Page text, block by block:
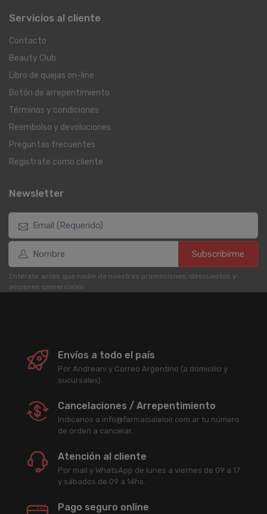
Servicios al cliente
Contacto
Beauty Club
Libro de quejas on-line
Botón de arrepentimiento
Términos y condiciones
Reembolso y devoluciones
Preguntas frecuentes
Registrate como cliente
Newsletter
Subscribirme
Enterate antes que nadie de nuestras promociones, descuentos y
acciones comerciales.
Envíos a todo el país
Por Andreani y Correo Argentino (a domicilio y
sucursales).
Cancelaciones / Arrepentimiento
Indicanos a info@farmacialeloir.com.ar tu número
de órden a cancelar.
Atención al cliente
Por mail y WhatsApp de lunes a viernes de 09 a 17
y sábados de 09 a 14hs.
Pago seguro online